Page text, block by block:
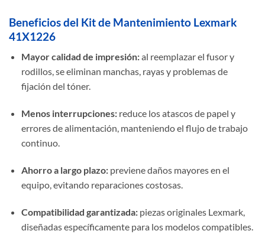
Beneficios del Kit de Mantenimiento Lexmark
41X1226
Mayor calidad de impresión:al reemplazar el fusor y
rodillos, se eliminan manchas, rayas y problemas de
fijación del tóner.
Menos interrupciones:reduce los atascos de papel y
errores de alimentación, manteniendo el flujo de trabajo
continuo.
Ahorro a largo plazo:previene daños mayores en el
equipo, evitando reparaciones costosas.
Compatibilidad garantizada:piezas originales Lexmark,
diseñadas específicamente para los modelos compatibles.